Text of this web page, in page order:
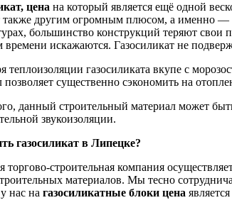
цена на который является ещё одной
также другим огромным плюсом, а именно
большинство конструкций теряют свои
времени искажаются. Газосиликат не
теплоизоляции газосиликата вкупе с
позволяет существенно сэкономить на
данный строительный материал может
звукоизоляции.
газосиликат в Липецке?
торгово-строительная компания
материалов. Мы тесно
нас на газосиликатные блоки цена